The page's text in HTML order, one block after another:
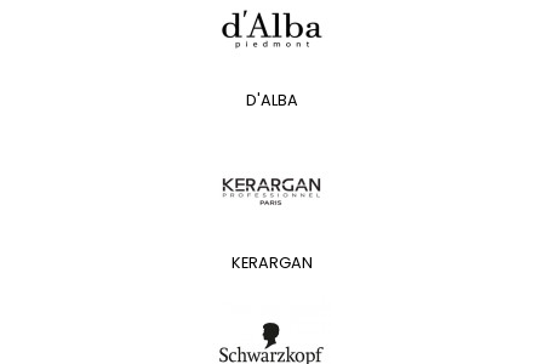
D'ALBA
KERARGAN